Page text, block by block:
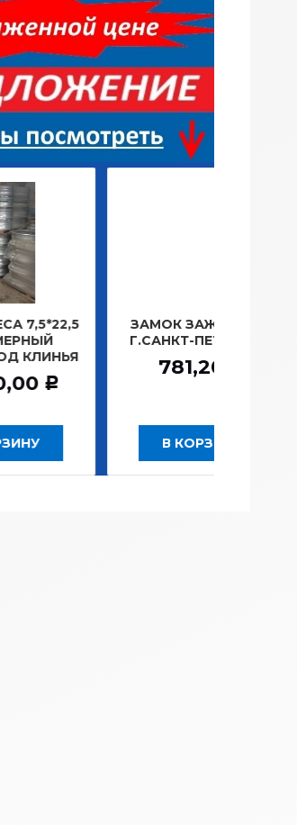
ЗАМОК ЗАЖИГАНИЯ
Г.САНКТ-ПЕТЕРБУРГ
781,20 Р